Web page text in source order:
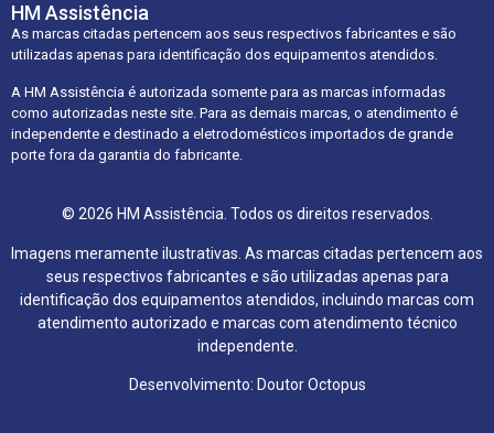
HM Assistência
As marcas citadas pertencem aos seus respectivos fabricantes e são
utilizadas apenas para identificação dos equipamentos atendidos.
A HM Assistência é autorizada somente para as marcas informadas
como autorizadas neste site. Para as demais marcas, o atendimento é
independente e destinado a eletrodomésticos importados de grande
porte fora da garantia do fabricante.
© 2026 HM Assistência. Todos os direitos reservados.
Imagens meramente ilustrativas. As marcas citadas pertencem aos
seus respectivos fabricantes e são utilizadas apenas para
identificação dos equipamentos atendidos, incluindo marcas com
atendimento autorizado e marcas com atendimento técnico
independente.
Desenvolvimento: Doutor Octopus